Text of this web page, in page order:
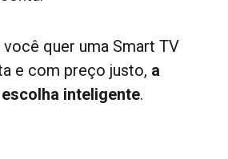
você quer uma Smart TV
e com preço justo, a
escolha inteligente.